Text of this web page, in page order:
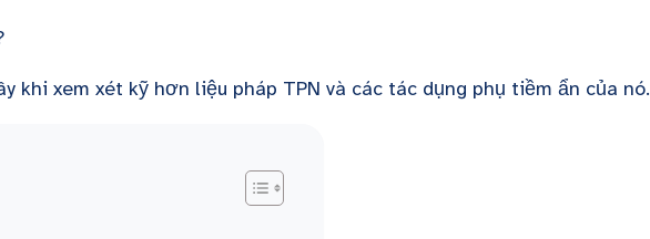
khi xem xét kỹ hơn liệu pháp TPN và các tác dụng phụ tiềm ẩn của nó.